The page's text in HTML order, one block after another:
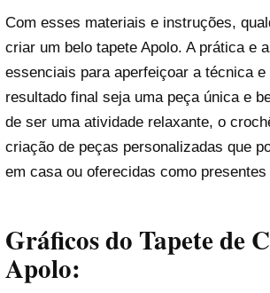
Com esses materiais e instruções,
criar um belo tapete Apolo. A prática e
essenciais para aperfeiçoar a técnica e
resultado final seja uma peça única e
de ser uma atividade relaxante, o
criação de peças personalizadas que
em casa ou oferecidas como
Gráficos do Tapete de
Apolo: